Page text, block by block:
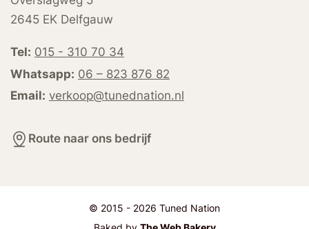
2645 EK Delfgauw
Tel: 015 - 310 70 34
Whatsapp: 06 – 823 876 82
Email: verkoop@tunednation.nl
Route naar ons bedrijf
© 2015 - 2026 Tuned Nation